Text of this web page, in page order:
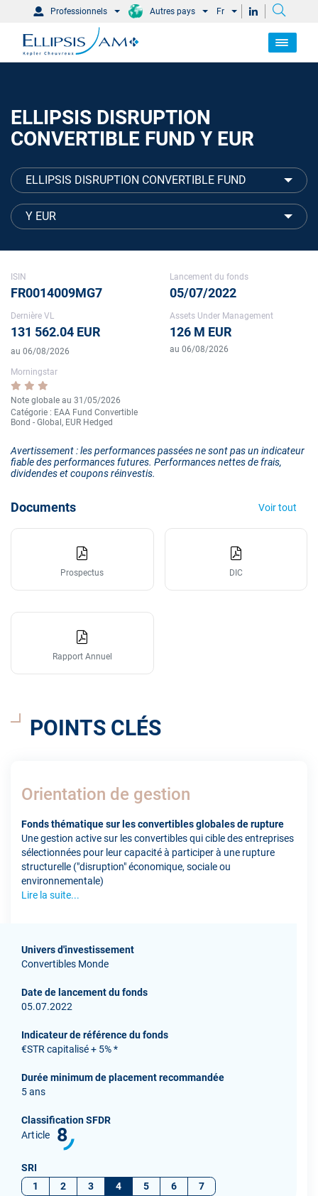
Professionnels Autres pays Fr
ELLIPSIS DISRUPTION
CONVERTIBLE FUND Y EUR
ELLIPSIS DISRUPTION CONVERTIBLE FUND
Y EUR
ISIN
FR0014009MG7
Lancement du fonds
05/07/2022
Dernière VL
131 562.04 EUR
au 06/08/2026
Assets Under Management
126 M EUR
au 06/08/2026
Morningstar
Note globale au 31/05/2026
Catégorie : EAA Fund Convertible
Bond - Global, EUR Hedged
Avertissement : les performances passées ne sont pas un indicateur
fiable des performances futures. Performances nettes de frais,
dividendes et coupons réinvestis.
Documents Voir tout
Prospectus DIC
Rapport Annuel
POINTS CLÉS
Orientation de gestion
Fonds thématique sur les convertibles globales de rupture
Une gestion active sur les convertibles qui cible des entreprises
sélectionnées pour leur capacité à participer à une rupture
structurelle ("disruption" économique, sociale ou
environnementale)
Lire la suite...
Univers d'investissement
Convertibles Monde
Date de lancement du fonds
05.07.2022
Indicateur de référence du fonds
€STR capitalisé + 5% *
Durée minimum de placement recommandée
5 ans
Classification SFDR
Article
8
SRI
1
2 3 4 5 6 7